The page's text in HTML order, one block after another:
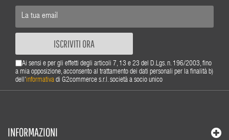
ISCRIVITI ORA
Ai sensi e per gli effetti degli articoli 7, 13 e 23 del D.Lgs. n. 196/2003, fino
a mia opposizione, acconsento al trattamento dei dati personali per la finalità b)
dell'informativa di G2commerce s.r.l. società a socio unico
INFORMAZIONI